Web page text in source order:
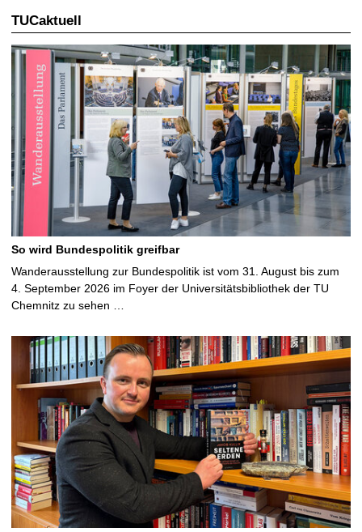
TUCaktuell
So wird Bundespolitik greifbar
Wanderausstellung zur Bundespolitik ist vom 31. August bis zum
4. September 2026 im Foyer der Universitätsbibliothek der TU
Chemnitz zu sehen …